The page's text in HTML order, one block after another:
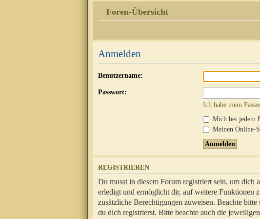
Foren-Übersicht
Anmelden
Benutzername:
Passwort:
Ich habe mein
Mich bei jedem
Meinen Online-
REGISTRIEREN
Du musst in diesem Forum registriert sein, um
erledigt und ermöglicht dir, auf weitere Funktionen
zusätzliche Berechtigungen zuweisen. Beachte
du dich registrierst. Bitte beachte auch die